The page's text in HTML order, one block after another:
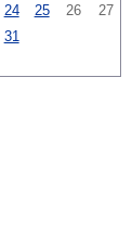
24 25 26
27
31